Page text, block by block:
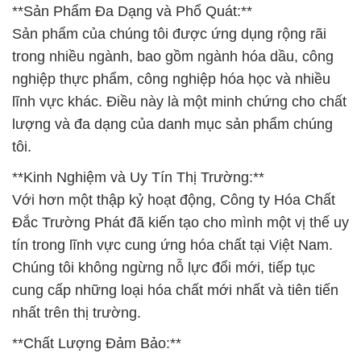
**Sản Phẩm Đa Dạng và Phổ Quát:**
Sản phẩm của chúng tôi được ứng dụng rộng rãi
trong nhiều ngành, bao gồm ngành hóa dầu, công
nghiệp thực phẩm, công nghiệp hóa học và nhiều
lĩnh vực khác. Điều này là một minh chứng cho chất
lượng và đa dạng của danh mục sản phẩm chúng
tôi.
**Kinh Nghiệm và Uy Tín Thị Trường:**
Với hơn một thập kỷ hoạt động, Công ty Hóa Chất
Đắc Trường Phát đã kiến tạo cho mình một vị thế uy
tín trong lĩnh vực cung ứng hóa chất tại Việt Nam.
Chúng tôi không ngừng nỗ lực đổi mới, tiếp tục
cung cấp những loại hóa chất mới nhất và tiên tiến
nhất trên thị trường.
**Chất Lượng Đảm Bảo:**